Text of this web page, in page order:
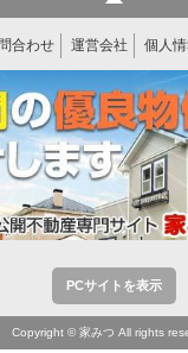
合わせ 運営会社 個人
PCサイトを表示
Copyright © 家みつ All rights